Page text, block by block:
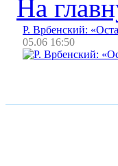
На
Р. Врбенский:
05.06 16:50